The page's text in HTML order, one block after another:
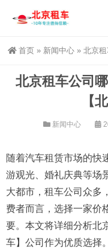
首页 » 新闻中心 » 北京租
北京租车公司
【
新闻中心
随着汽车租赁市场的快
游观光、婚礼庆典等场
大都市，租车公司众多
费者而言，选择一家价
要。本文将详细分析北
车】公司作为优质选择。